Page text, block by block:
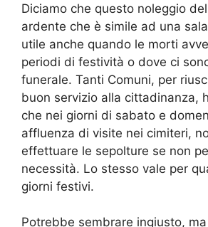
Diciamo che questo noleggio
ardente che è simile ad una
utile anche quando le morti
periodi di festività o dove ci
funerale. Tanti Comuni, per
buon servizio alla cittadinanza,
che nei giorni di sabato e
affluenza di visite nei cimiteri,
effettuare le sepolture se non
necessità. Lo stesso vale per
giorni festivi.
Potrebbe sembrare ingiusto,